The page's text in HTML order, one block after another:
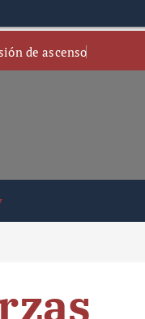
de ascenso